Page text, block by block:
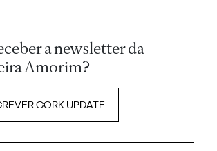
a newsletter da
Amorim?
CORK UPDATE